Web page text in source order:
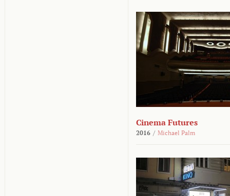
Cinema Futures
2016 / Michael Palm